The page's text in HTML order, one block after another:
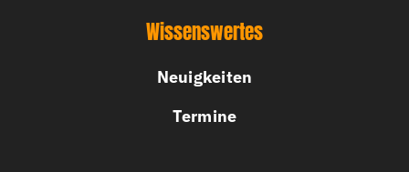
Wissenswertes
Neuigkeiten
Termine